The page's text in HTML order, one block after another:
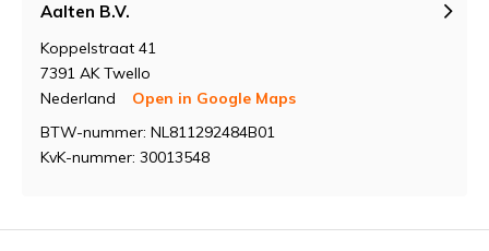
Aalten B.V.
Koppelstraat 41
7391 AK Twello
Nederland
Open in Google Maps
BTW-nummer: NL811292484B01
KvK-nummer: 30013548